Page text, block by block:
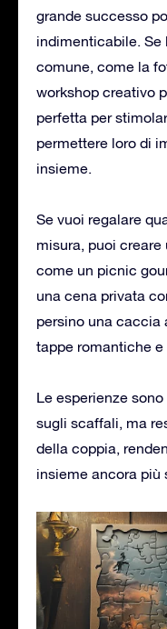
grande successo
indimenticabile. Se
comune, come la
workshop creativo
perfetta per
permettere loro di
insieme.
Se vuoi regalare
misura, puoi creare
come un picnic
una cena privata
persino una caccia
tappe romantiche e
Le esperienze
sugli scaffali, ma
della coppia,
insieme ancora più